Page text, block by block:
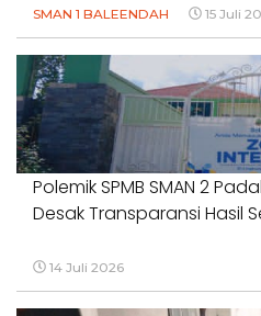
SMAN 1 BALEENDAH 15 Juli
Polemik SPMB SMAN 2
Desak Transparansi Hasil
14 Juli 2026